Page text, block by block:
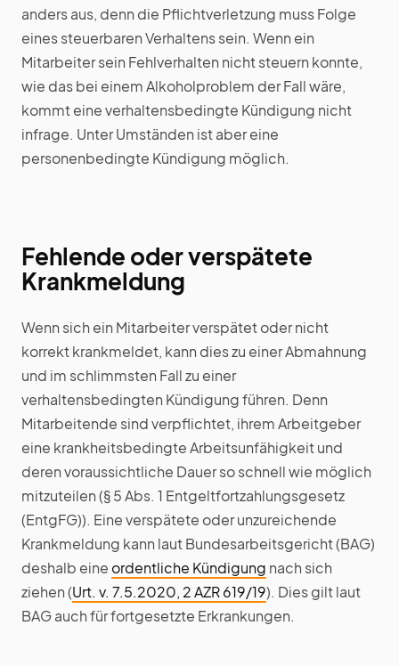
anders aus, denn die Pflichtverletzung muss Folge
eines steuerbaren Verhaltens sein. Wenn ein
Mitarbeiter sein Fehlverhalten nicht steuern konnte,
wie das bei einem Alkoholproblem der Fall wäre,
kommt eine verhaltensbedingte Kündigung nicht
infrage. Unter Umständen ist aber eine
personenbedingte Kündigung möglich.
Fehlende oder verspätete
Krankmeldung
Wenn sich ein Mitarbeiter verspätet oder nicht
korrekt krankmeldet, kann dies zu einer Abmahnung
und im schlimmsten Fall zu einer
verhaltensbedingten Kündigung führen. Denn
Mitarbeitende sind verpflichtet, ihrem Arbeitgeber
eine krankheitsbedingte Arbeitsunfähigkeit und
deren voraussichtliche Dauer so schnell wie möglich
mitzuteilen (§ 5 Abs. 1 Entgeltfortzahlungsgesetz
(EntgFG)). Eine verspätete oder unzureichende
Krankmeldung kann laut Bundesarbeitsgericht (BAG)
deshalb eine ordentliche Kündigung nach sich
ziehen (Urt. v. 7.5.2020, 2 AZR 619/19). Dies gilt laut
BAG auch für fortgesetzte Erkrankungen.